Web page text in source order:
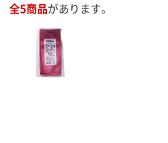
全5商品があります。